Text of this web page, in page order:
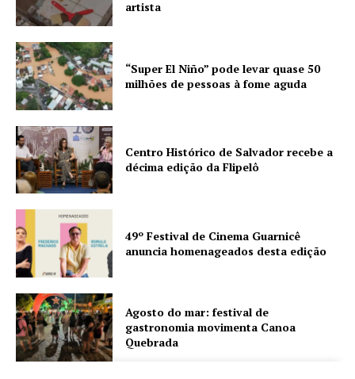
artista
“Super El Niño” pode levar quase 50
milhões de pessoas à fome aguda
Centro Histórico de Salvador recebe a
décima edição da Flipelô
49º Festival de Cinema Guarnicê
anuncia homenageados desta edição
Agosto do mar: festival de
gastronomia movimenta Canoa
Quebrada